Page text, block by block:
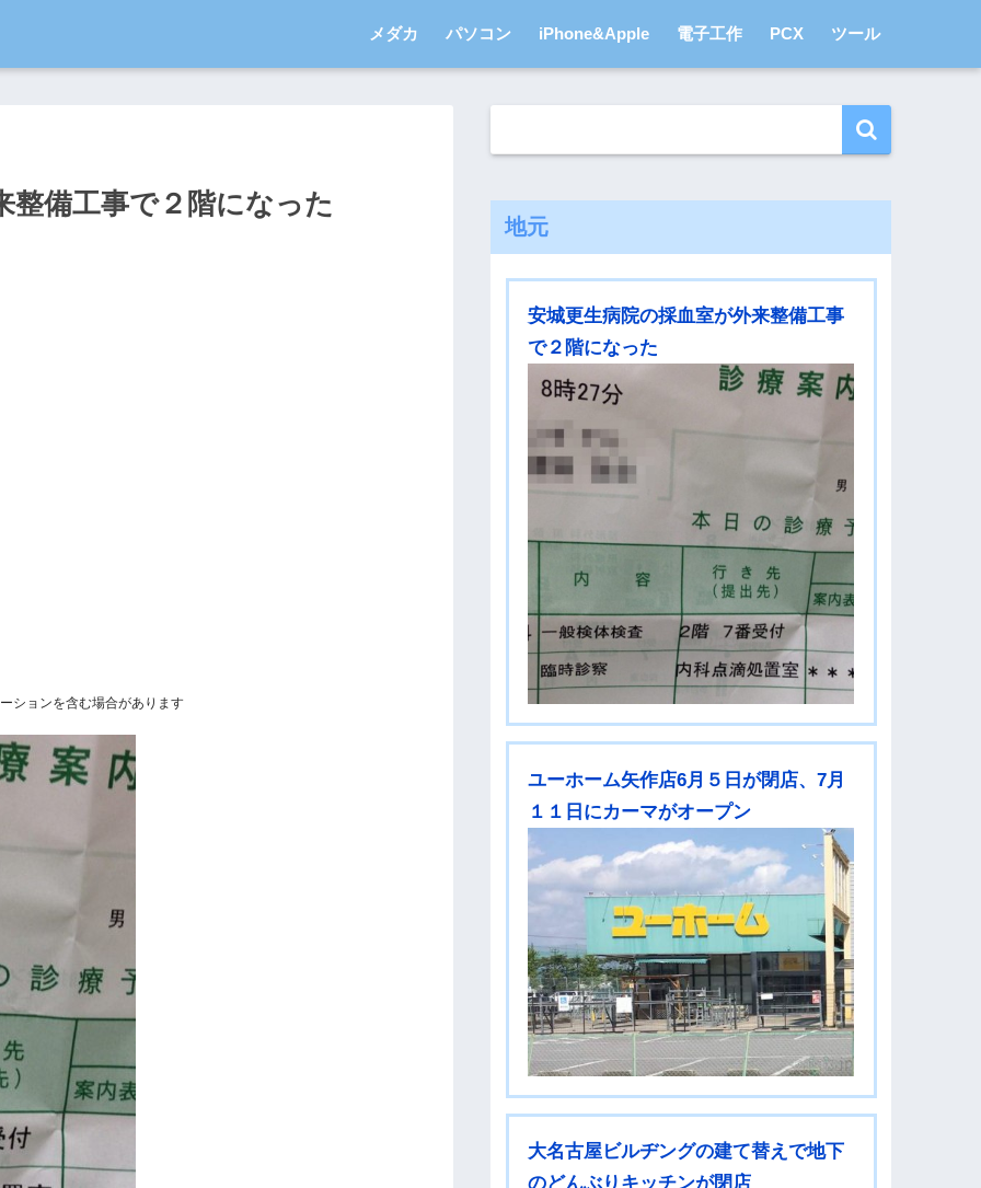
メダカ パソコン iPhone&Apple 電子工作 PCX ツール
整備工事で２階になった
ションを含む場合があります
地元
安城更生病院の採血室が外来整備工事
で２階になった
ユーホーム矢作店6月５日が閉店、7月
１１日にカーマがオープン
大名古屋ビルヂングの建て替えで地下
のどんぶりキッチンが閉店